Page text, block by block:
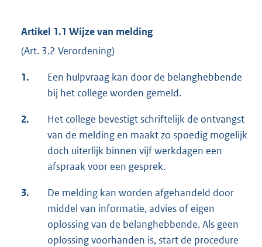
Artikel 1.1 Wijze van melding
(Art. 3.2 Verordening)
1.
Een hulpvraag kan door de belanghebbende
bij het college worden gemeld.
2.
Het college bevestigt schriftelijk de ontvangst
van de melding en maakt zo spoedig mogelijk
doch uiterlijk binnen vijf werkdagen een
afspraak voor een gesprek.
3.
De melding kan worden afgehandeld door
middel van informatie, advies of eigen
oplossing van de belanghebbende. Als geen
oplossing voorhanden is, start de procedure